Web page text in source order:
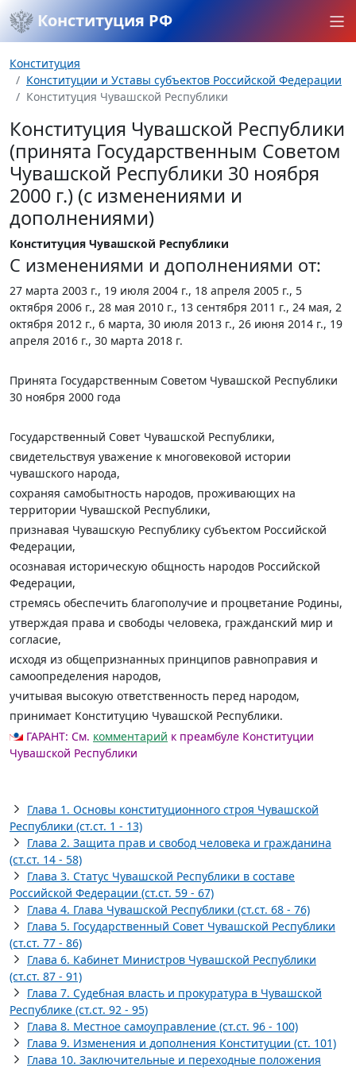
Конституция РФ
Конституция
Конституции и Уставы субъектов Российской Федерации
Конституция Чувашской Республики
Конституция Чувашской Республики
(принята Государственным Советом
Чувашской Республики 30 ноября
2000 г.) (с изменениями и
дополнениями)
Конституция Чувашской Республики
С изменениями и дополнениями от:
27 марта 2003 г., 19 июля 2004 г., 18 апреля 2005 г., 5
октября 2006 г., 28 мая 2010 г., 13 сентября 2011 г., 24 мая, 2
октября 2012 г., 6 марта, 30 июля 2013 г., 26 июня 2014 г., 19
апреля 2016 г., 30 марта 2018 г.
Принята Государственным Советом Чувашской Республики
30 ноября 2000 года
Государственный Совет Чувашской Республики,
свидетельствуя уважение к многовековой истории
чувашского народа,
сохраняя самобытность народов, проживающих на
территории Чувашской Республики,
признавая Чувашскую Республику субъектом Российской
Федерации,
осознавая историческую общность народов Российской
Федерации,
стремясь обеспечить благополучие и процветание Родины,
утверждая права и свободы человека, гражданский мир и
согласие,
исходя из общепризнанных принципов равноправия и
самоопределения народов,
учитывая высокую ответственность перед народом,
принимает Конституцию Чувашской Республики.
ГАРАНТ: См. комментарий к преамбуле Конституции
Чувашской Республики
Глава 1. Основы конституционного строя Чувашской
Республики (ст.ст. 1 - 13)
Глава 2. Защита прав и свобод человека и гражданина
(ст.ст. 14 - 58)
Глава 3. Статус Чувашской Республики в составе
Российской Федерации (ст.ст. 59 - 67)
Глава 4. Глава Чувашской Республики (ст.ст. 68 - 76)
Глава 5. Государственный Совет Чувашской Республики
(ст.ст. 77 - 86)
Глава 6. Кабинет Министров Чувашской Республики
(ст.ст. 87 - 91)
Глава 7. Судебная власть и прокуратура в Чувашской
Республике (ст.ст. 92 - 95)
Глава 8. Местное самоуправление (ст.ст. 96 - 100)
Глава 9. Изменения и дополнения Конституции (ст. 101)
Глава 10. Заключительные и переходные положения